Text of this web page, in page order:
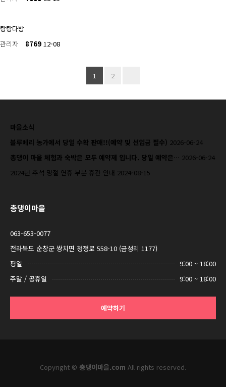
탕탕다방
관리자
8769 12-08
1 2
마을소식
블루베리 농가에서 당일 수확 판매!!(예약 및 선입금 필수) 2026-06-24
총댕이 마을 체험과 숙박은 모두 예약제 입니다. 당일 예약은… 2026-06-24
2024년 추석 명절 연휴 부분 휴관 안내 2024-08-15
총댕이마을
063-653-0077
전라북도 순창군 쌍치면 청정로 558-10 (금성리 1177)
평일
9:00 ~ 18:00
주말 / 공휴일
9:00 ~ 18:00
예약하기
Copyright © 총댕이마을.com All rights reserved.